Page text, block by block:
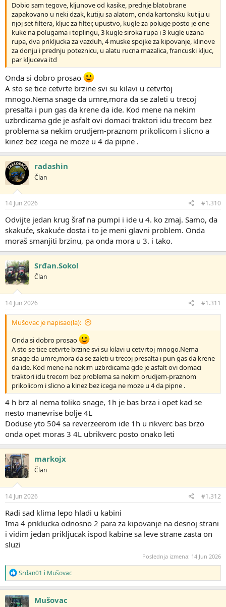
Dobio sam tegove, kljunove od kasike, prednje blatobrane
zapakovano u neki dzak, kutiju sa alatom, onda kartonsku kutiju u
njoj set filtera, kljuc za filter, upustvo, kugle za poluge posto je one
kuke na polugama i toplingu, 3 kugle siroka rupa i 3 kugle uzana
rupa, dva prikljucka za vazduh, 4 muske spojke za kipovanje, klinove
za donju i prednju poteznicu, u alatu rucna mazalica, francuski kljuc,
par kljuceva itd
Onda si dobro prosao
A sto se tice cetvrte brzine svi su kilavi u cetvrtoj
mnogo.Nema snage da umre,mora da se zaleti u trecoj
presalta i pun gas da krene da ide. Kod mene na nekim
uzbrdicama gde je asfalt ovi domaci traktori idu trecom bez
problema sa nekim orudjem-praznom prikolicom i slicno a
kinez bez icega ne moze u 4 da pipne .
radashin
Član
14 Jun 2026 #1.310
Odvijte jedan krug šraf na pumpi i ide u 4. ko zmaj. Samo, da
skakuće, skakuće dosta i to je meni glavni problem. Onda
moraš smanjiti brzinu, pa onda mora u 3. i tako.
Srđan.Sokol
Član
14 Jun 2026 #1.311
Mušovac je napisao(la):
Onda si dobro prosao
A sto se tice cetvrte brzine svi su kilavi u cetvrtoj mnogo.Nema
snage da umre,mora da se zaleti u trecoj presalta i pun gas da krene
da ide. Kod mene na nekim uzbrdicama gde je asfalt ovi domaci
traktori idu trecom bez problema sa nekim orudjem-praznom
prikolicom i slicno a kinez bez icega ne moze u 4 da pipne .
4 h brz al nema toliko snage, 1h je bas brza i opet kad se
nesto manevrise bolje 4L
Doduse yto 504 sa reverzeerom ide 1h u rikverc bas brzo
onda opet moras 3 4L ubrikverc posto onako leti
markojx
Član
14 Jun 2026 #1.312
Radi sad klima lepo hladi u kabini
Ima 4 priklucka odnosno 2 para za kipovanje na desnoj strani
i vidim jedan prikljucak ispod kabine sa leve strane zasta on
sluzi
Poslednja izmena: 14 Jun 2026
R
e
a
g
o
Srđan01 i Mušovac
Mušovac